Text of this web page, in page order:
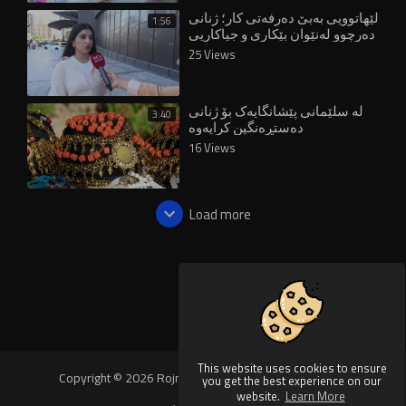
This website uses cookies to ensure
you get the best experience on our
website. Learn More
1:56 لێهاتوویی بەبێ دەرفەتی کار؛ ژنانی
دەرچوو لەنێوان بێکاری و جیاکاریی
25 Views
3:40 لە سلێمانی پێشانگایەک بۆ ژنانی
دەستڕەنگین کرایەوە
16 Views
Load more
Copyright © 2026 Rojnews Video. All rights reserved.